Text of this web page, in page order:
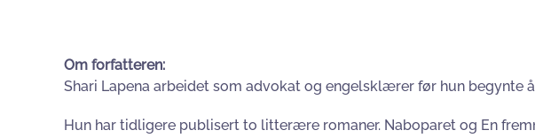
Om forfatteren:
Shari Lapena arbeidet som advokat og engelsklærer før hun begynte
Hun har tidligere publisert to litterære romaner. Naboparet og En